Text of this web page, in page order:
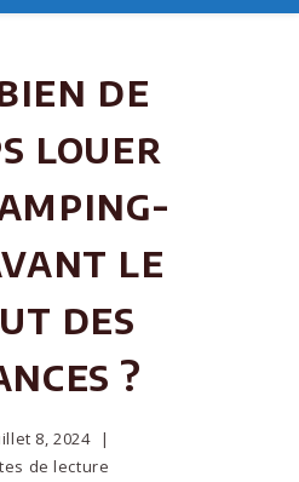
de
louer
le
des
?
8, 2024
de lecture